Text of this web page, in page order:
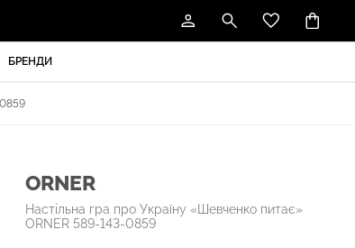
БРЕНДИ
ORNER
Настільна гра про Україну «Шевченко питає»
ORNER 589-143-0859